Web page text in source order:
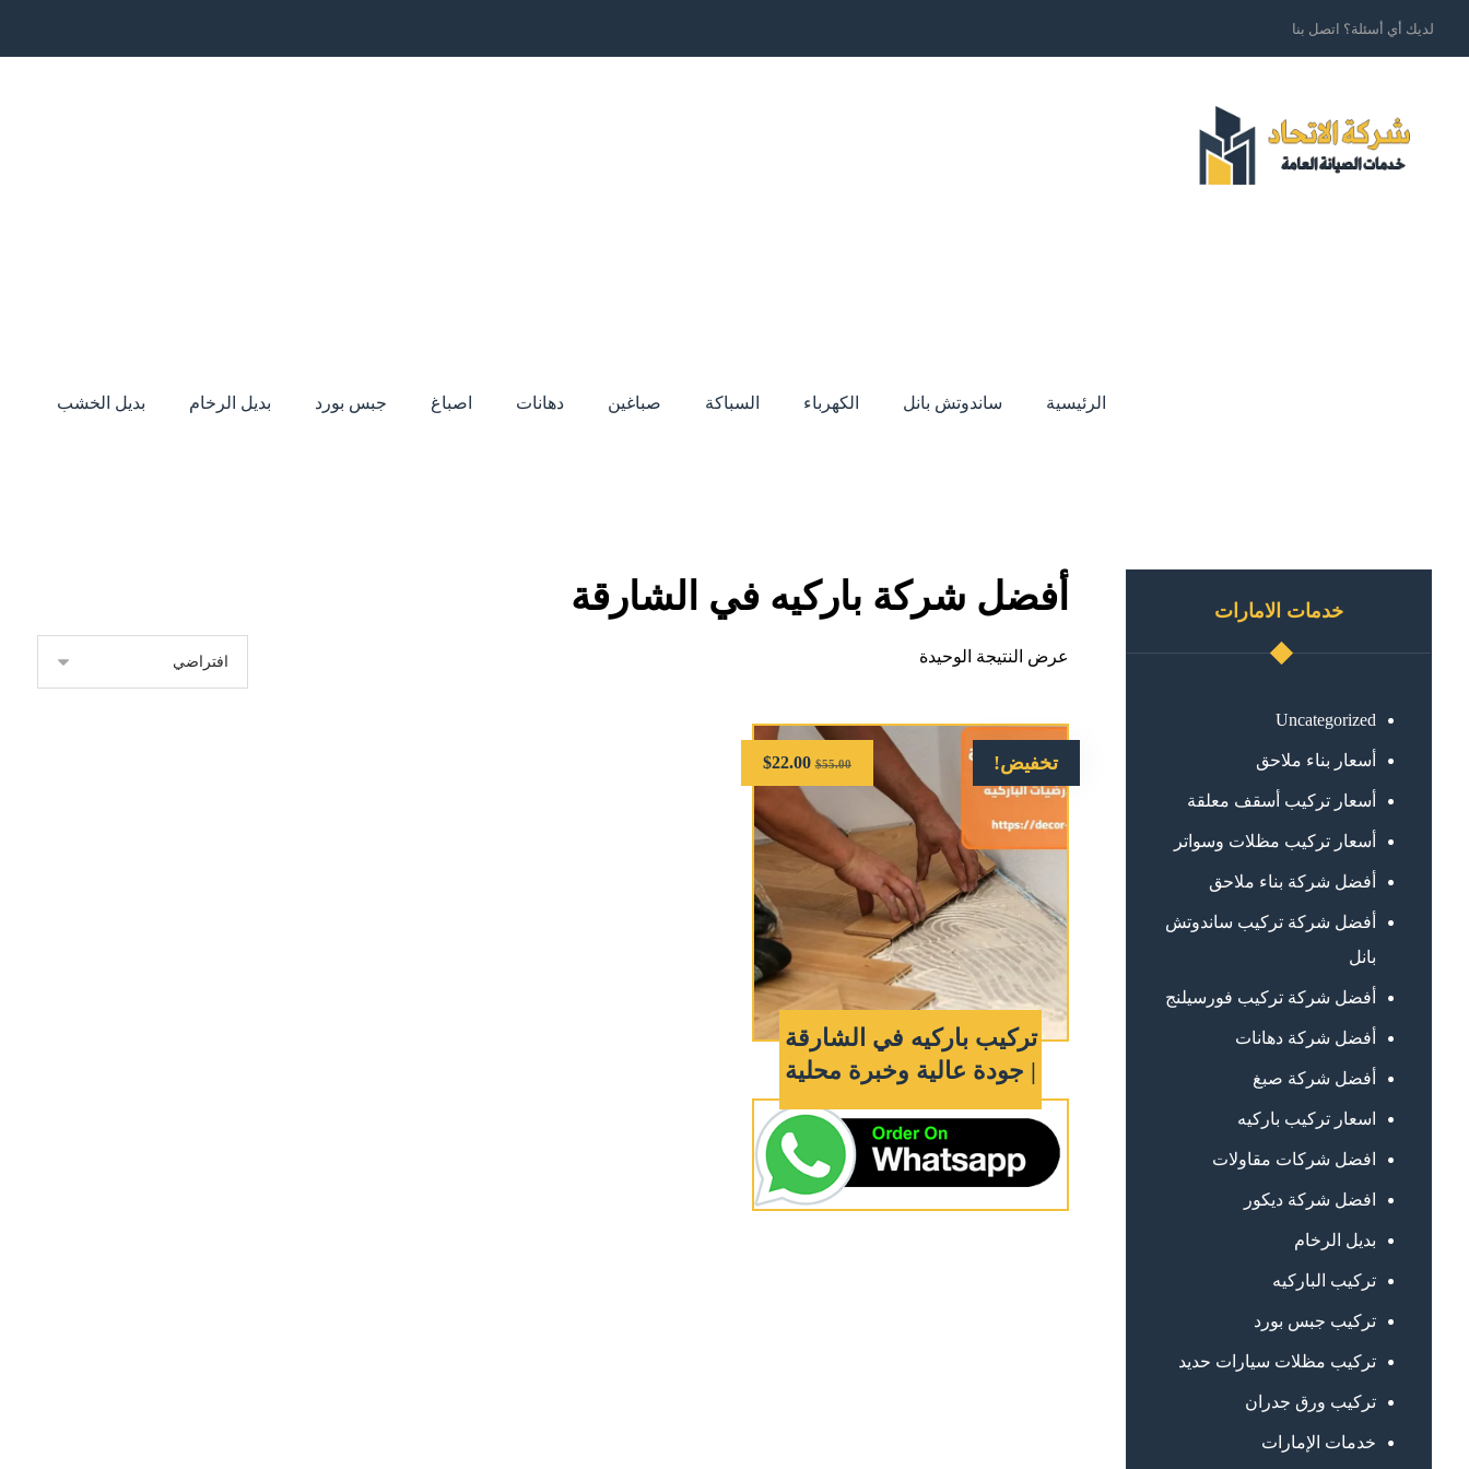
لديك أي أسئلة؟ اتصل بنا
الرئيسية ساندوتش بانل الكهرباء السباكة صباغين دهانات اصباغ جبس بورد بديل الرخام بديل الخشب
أفضل شركة باركيه في الشارقة
عرض النتيجة الوحيدة
تخفيض!
تركيب باركيه في الشارقة
| جودة عالية وخبرة محلية
$55.00
$22.00
خدمات الامارات
Uncategorized
أسعار بناء ملاحق
أسعار تركيب أسقف معلقة
أسعار تركيب مظلات وسواتر
أفضل شركة بناء ملاحق
أفضل شركة تركيب ساندوتش
بانل
أفضل شركة تركيب فورسيلنج
أفضل شركة دهانات
أفضل شركة صبغ
اسعار تركيب باركيه
افضل شركات مقاولات
افضل شركة ديكور
بديل الرخام
تركيب الباركيه
تركيب جبس بورد
تركيب مظلات سيارات حديد
تركيب ورق جدران
خدمات الإمارات